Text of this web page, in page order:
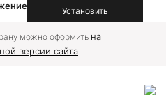
Установить
можно оформить на
версии сайта